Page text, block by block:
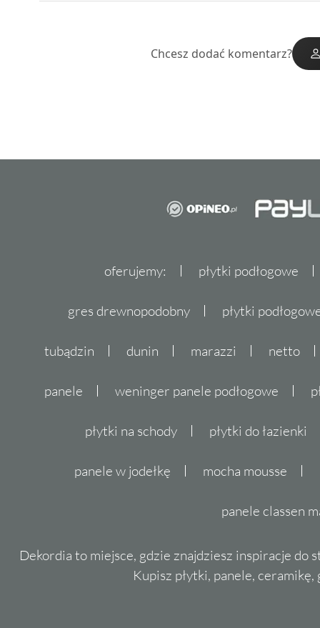
Chcesz dodać komentarz?
oferujemy: płytki podłogowe
gres drewnopodobny płytki
tubądzin dunin marazzi netto
panele weninger panele podłogowe
płytki na schody płytki do łazienki
panele w jodełkę mocha mousse
panele classen
Dekordia to miejsce, gdzie znajdziesz inspiracje do
Kupisz płytki, panele,